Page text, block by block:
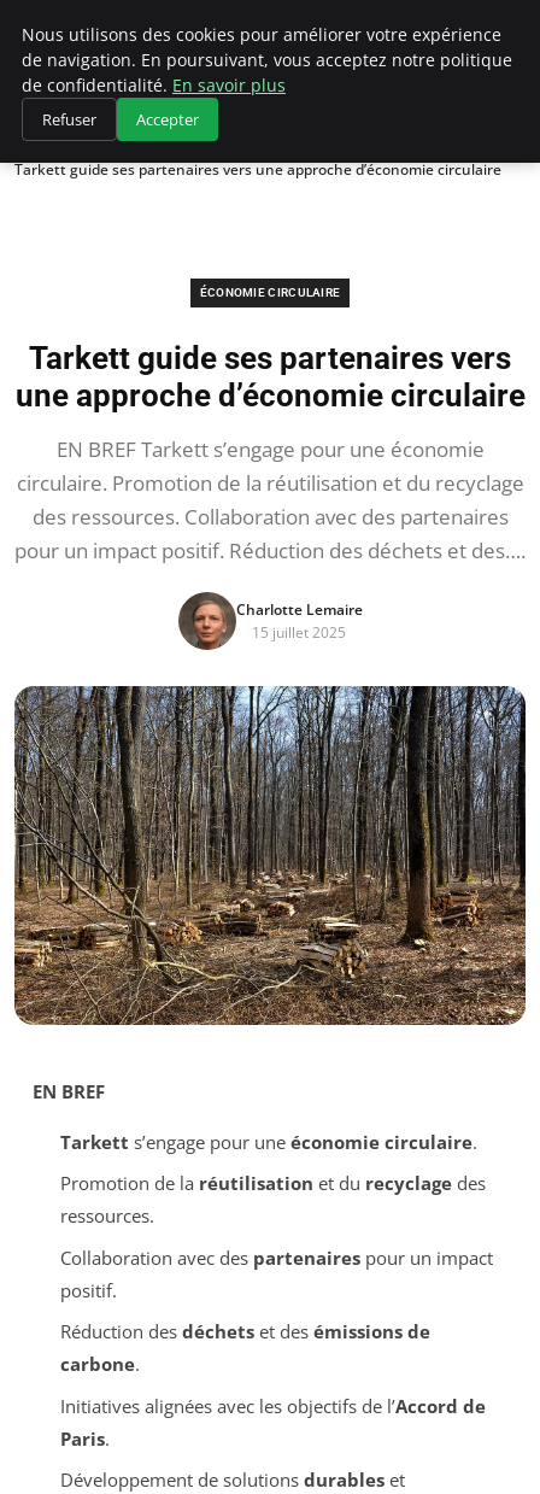
Climategatecountryclub.com
Accueil
Économie circulaire
Tarkett guide ses partenaires vers une approche d’économie circulaire
ÉCONOMIE CIRCULAIRE
Tarkett guide ses partenaires vers
une approche d’économie circulaire
EN BREF Tarkett s’engage pour une économie
circulaire. Promotion de la réutilisation et du recyclage
des ressources. Collaboration avec des partenaires
pour un impact positif. Réduction des déchets et des….
Charlotte Lemaire
15 juillet 2025
EN BREF
Tarkett s’engage pour une économie circulaire.
Promotion de la réutilisation et du recyclagedes
ressources.
Collaboration avec des partenairespour un impact
positif.
Réduction des déchetset des émissions de
carbone.
Initiatives alignées avec les objectifs de l’Accord de
Paris.
Développement de solutions durableset
Nous utilisons des cookies pour améliorer votre expérience
de navigation. En poursuivant, vous acceptez notre politique
de confidentialité. En savoir plus
Refuser Accepter